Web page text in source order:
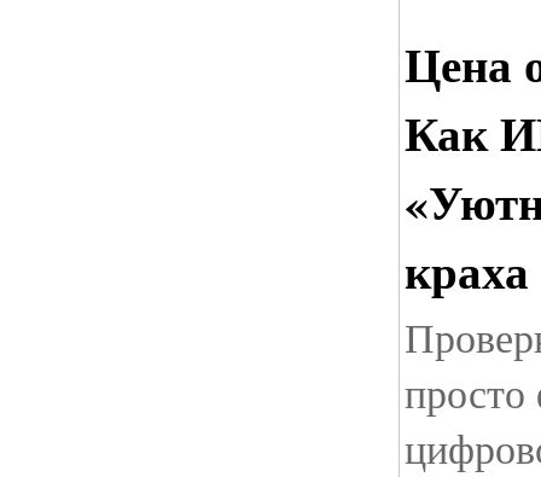
Цена
Как
краха
просто